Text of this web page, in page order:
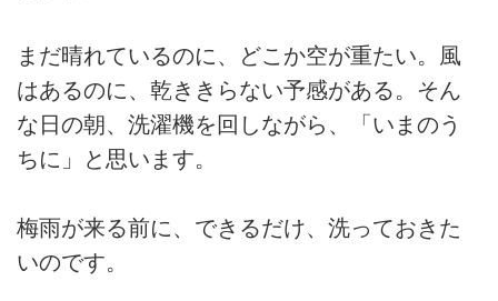
まだ晴れているのに、どこか空が重たい。風
はあるのに、乾ききらない予感がある。そん
な日の朝、洗濯機を回しながら、「いまのう
ちに」と思います。
梅雨が来る前に、できるだけ、洗っておきた
いのです。